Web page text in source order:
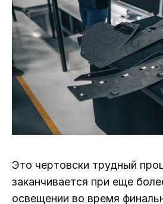
Это чертовски трудный
заканчивается при еще
освещении во время